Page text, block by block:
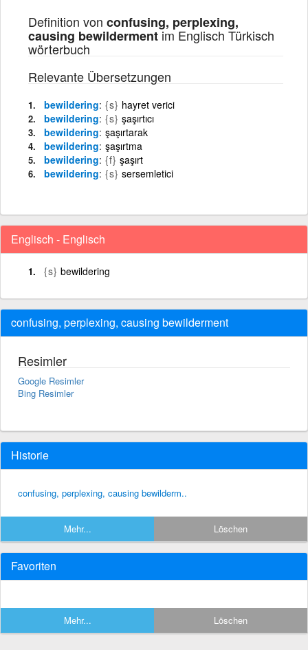
Definition von confusing, perplexing,
causing bewildermentim Englisch Türkisch
wörterbuch
Relevante Übersetzungen
bewildering {s} hayret verici
bewildering {s} şaşırtıcı
bewildering şaşırtarak
bewildering şaşırtma
bewildering {f} şaşırt
bewildering {s} sersemletici
Englisch - Englisch
{s} bewildering
confusing, perplexing, causing bewilderment
Resimler
Google Resimler
Bing Resimler
Historie
confusing, perplexing, causing bewilderm..
Mehr... Löschen
Favoriten
Mehr... Löschen